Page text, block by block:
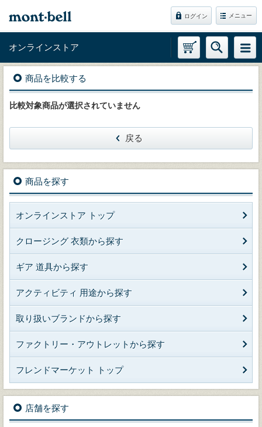
ログイン メニュー
オンラインストア
商品を比較する
比較対象商品が選択されていません
戻る
商品を探す
オンラインストア トップ
クロージング 衣類から探す
ギア 道具から探す
アクティビティ 用途から探す
取り扱いブランドから探す
ファクトリー・アウトレットから探す
フレンドマーケット トップ
店舗を探す